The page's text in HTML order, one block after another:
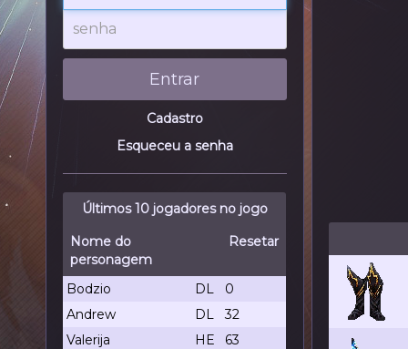
senha
Entrar
Cadastro
Esqueceu a senha
Últimos 10 jogadores no jogo
Nome do
personagem
Resetar
Bodzio DL
0
Andrew
DL
32
Valerija
HE
63